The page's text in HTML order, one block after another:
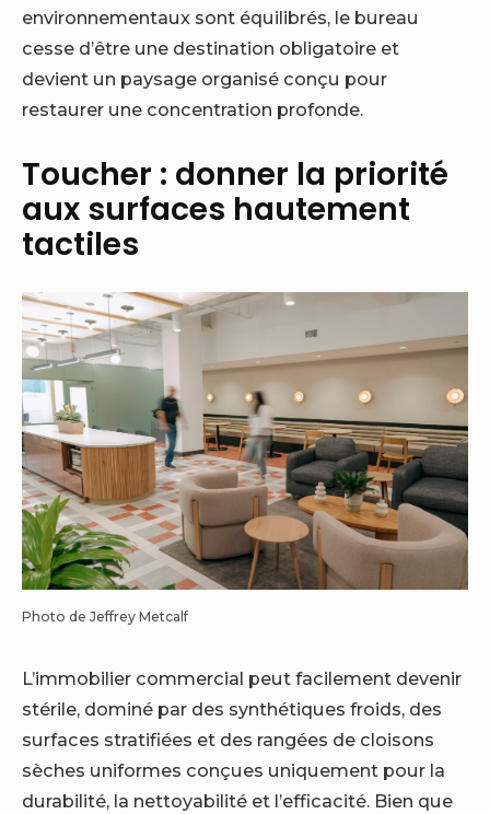
environnementaux sont équilibrés, le bureau
cesse d’être une destination obligatoire et
devient un paysage organisé conçu pour
restaurer une concentration profonde.
Toucher : donner la priorité
aux surfaces hautement
tactiles
Photo de Jeffrey Metcalf
L’immobilier commercial peut facilement devenir
stérile, dominé par des synthétiques froids, des
surfaces stratifiées et des rangées de cloisons
sèches uniformes conçues uniquement pour la
durabilité, la nettoyabilité et l’efficacité. Bien que